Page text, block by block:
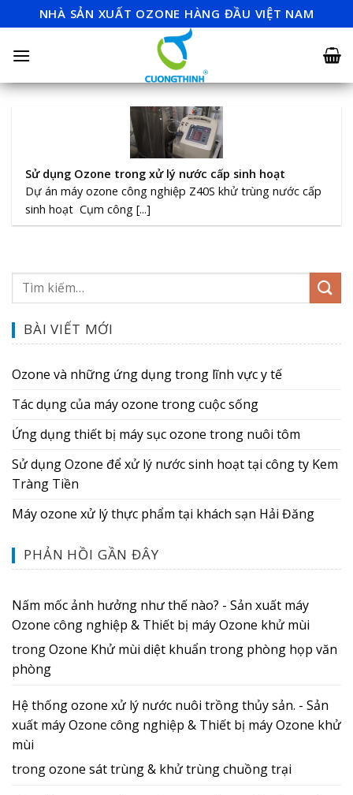
to
content
NHÀ SẢN XUẤT OZONE HÀNG ĐẦU VIỆT NAM
Sử dụng Ozone trong xử lý nước cấp sinh hoạt
Dự án máy ozone công nghiệp Z40S khử trùng nước cấp
sinh hoạt Cụm công [...]
BÀI VIẾT MỚI
Ozone và những ứng dụng trong lĩnh vực y tế
Tác dụng của máy ozone trong cuộc sống
Ứng dụng thiết bị máy sục ozone trong nuôi tôm
Sử dụng Ozone để xử lý nước sinh hoạt tại công ty Kem
Tràng Tiền
Máy ozone xử lý thực phẩm tại khách sạn Hải Đăng
PHẢN HỒI GẦN ĐÂY
Nấm mốc ảnh hưởng như thế nào? - Sản xuất máy
Ozone công nghiệp & Thiết bị máy Ozone khử mùi
trongOzone Khử mùi diệt khuẩn trong phòng họp văn
phòng
Hệ thống ozone xử lý nước nuôi trồng thủy sản. - Sản
xuất máy Ozone công nghiệp & Thiết bị máy Ozone khử
mùi
trongozone sát trùng & khử trùng chuồng trại